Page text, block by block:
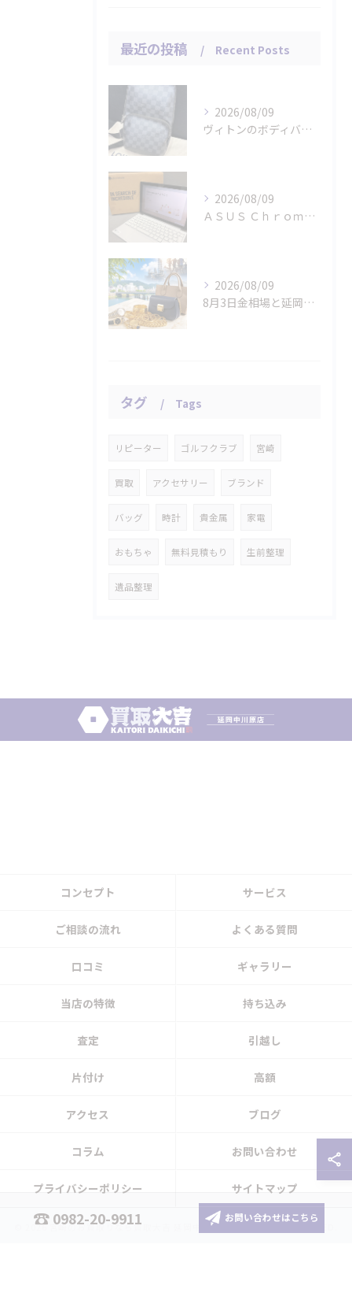
最近の投稿 Recent Posts
2026/08/09
ヴィトンのボディバッグ「ダミエ グラフィット アヴェニュー」...
2026/08/09
ＡＳＵＳ Ｃｈｒｏｍｅｂｏｏｋのタブレット パソコンをお買取...
2026/08/09
8月3日金相場と延岡市の貴金属・ブランド品査定
タグ Tags
リピーター ゴルフクラブ 宮崎
買取 アクセサリー ブランド
バッグ 時計 貴金属 家電
おもちゃ 無料見積もり 生前整理
遺品整理
0982-20-9911 お問い合わせはこちら
コンセプト サービス
ご相談の流れ よくある質問
口コミ ギャラリー
当店の特徴 持ち込み
査定 引越し
片付け 高額
アクセス ブログ
コラム お問い合わせ
プライバシーポリシー サイトマップ
© 2026 宮崎のお買取りなら買取大吉 延岡中川原店 ALL RIGHTS RESERVED.